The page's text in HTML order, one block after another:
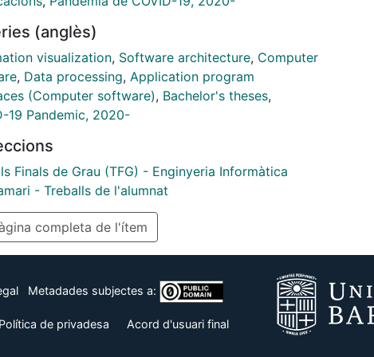
MongoDB Charts has been used, a tool that has
the visualization of the data through heat maps. It
concluded that the architecture has been designed
a way that it is capable of managing data from
of data source in a generic and fully modular and
(anglès)
visualization, Software architecture, Computer
, Data processing, Application program
(Computer software), Bachelor's theses,
19 Pandemic, 2020-
Finals de Grau (TFG) - Enginyeria Informàtica
- Treballs de l'alumnat
completa de l'ítem
Metadades subjectes a:
Política de privadesa Acord d'usuari final